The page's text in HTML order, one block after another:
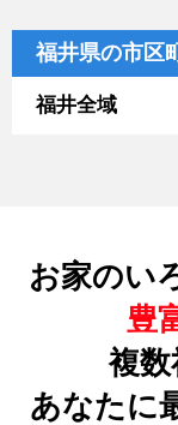
福井県の市区
福井全域
お家のい
豊
複数
あなたに